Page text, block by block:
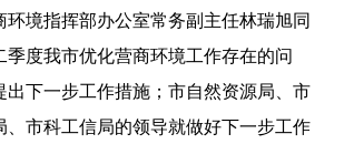
境指挥部办公室常务副主任林瑞旭同
季度我市优化营商环境工作存在的问
出下一步工作措施；市自然资源局、市
、市科工信局的领导就做好下一步工作